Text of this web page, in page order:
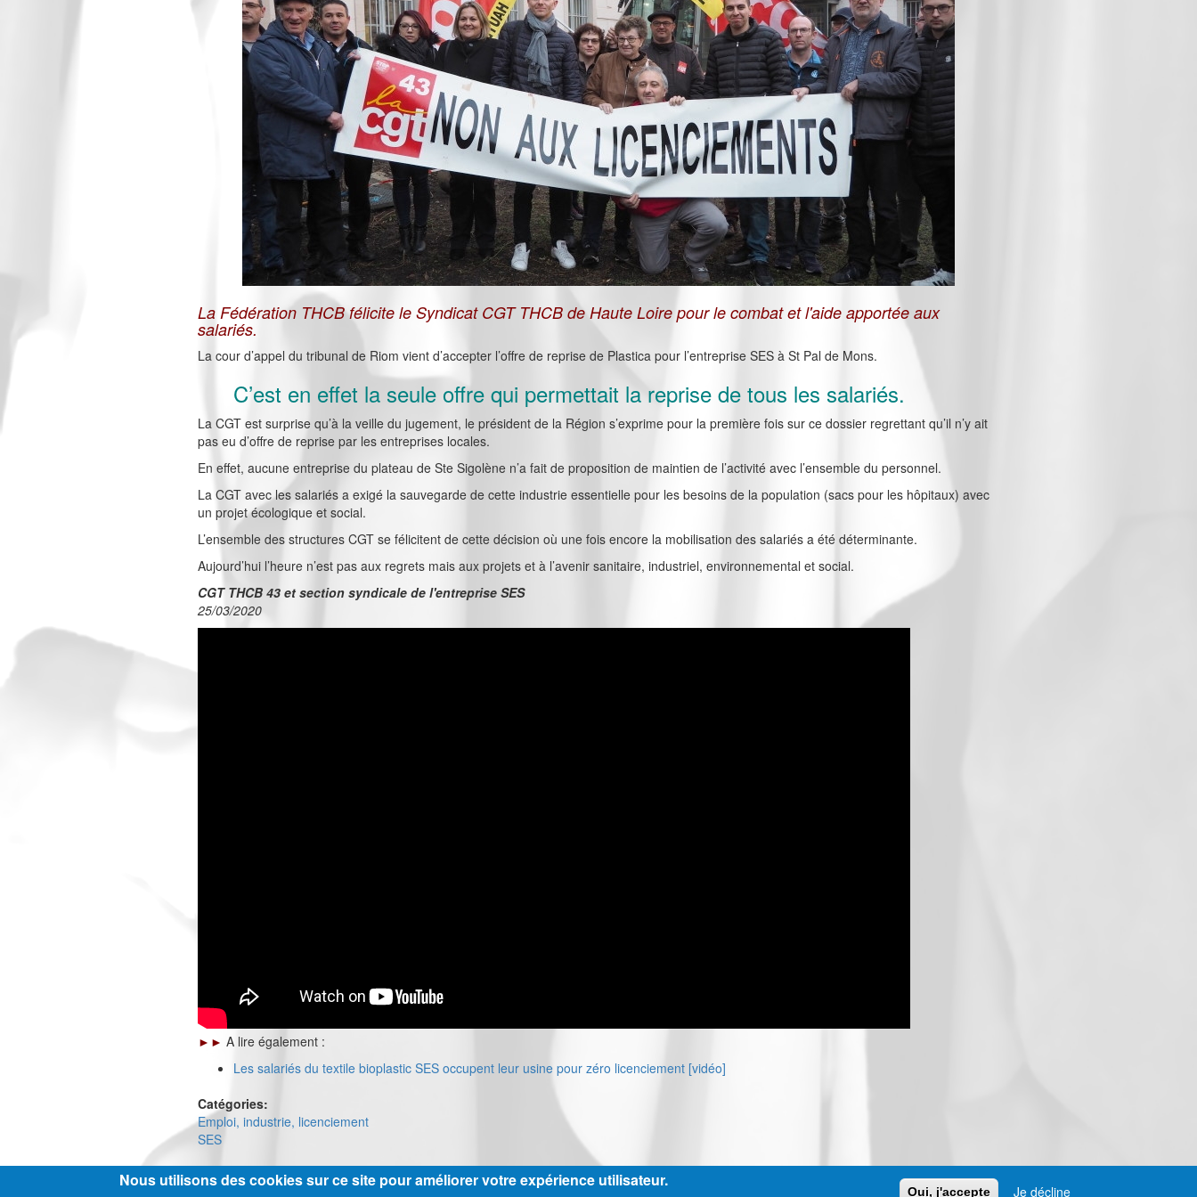
La Fédération THCB félicite le Syndicat CGT THCB de Haute Loire pour le combat et l'aide apportée aux
salariés.
La cour d’appel du tribunal de Riom vient d’accepter l’offre de reprise de Plastica pour l’entreprise SES à St Pal de Mons.
C’est en effet la seule offre qui permettait la reprise de tous les salariés.
La CGT est surprise qu’à la veille du jugement, le président de la Région s’exprime pour la première fois sur ce dossier regrettant qu’il n’y ait
pas eu d’offre de reprise par les entreprises locales.
En effet, aucune entreprise du plateau de Ste Sigolène n’a fait de proposition de maintien de l’activité avec l’ensemble du personnel.
La CGT avec les salariés a exigé la sauvegarde de cette industrie essentielle pour les besoins de la population (sacs pour les hôpitaux) avec
un projet écologique et social.
L’ensemble des structures CGT se félicitent de cette décision où une fois encore la mobilisation des salariés a été déterminante.
Aujourd’hui l’heure n’est pas aux regrets mais aux projets et à l’avenir sanitaire, industriel, environnemental et social.
CGT THCB 43 et section syndicale de l'entreprise SES
25/03/2020
►► A lire également :
Les salariés du textile bioplastic SES occupent leur usine pour zéro licenciement [vidéo]
Catégories:
Emploi, industrie, licenciement
SES
Nous utilisons des cookies sur ce site pour améliorer votre expérience utilisateur.
Oui, j'accepte Je décline